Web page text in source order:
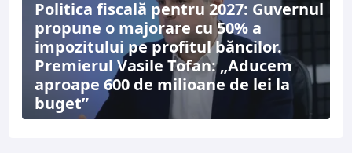
Politica fiscală pentru 2027: Guvernul
propune o majorare cu 50% a
impozitului pe profitul băncilor.
Premierul Vasile Tofan: „Aducem
aproape 600 de milioane de lei la
buget”